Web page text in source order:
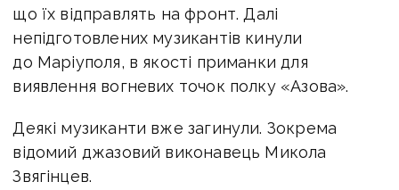
що їх відправлять на фронт. Далі
непідготовлених музикантів кинули
до Маріуполя, в якості приманки для
виявлення вогневих точок полку «Азова».
Деякі музиканти вже загинули. Зокрема
відомий джазовий виконавець Микола
Звягінцев.